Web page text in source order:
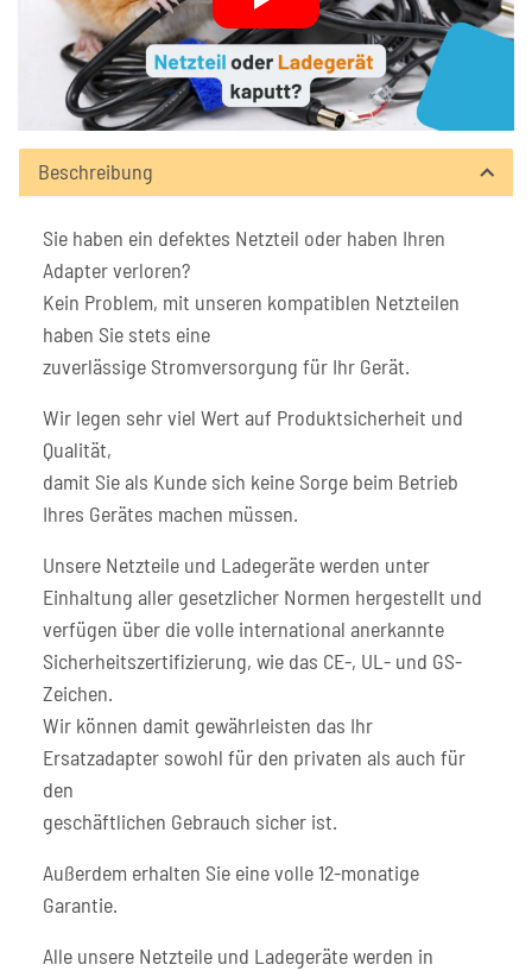
Beschreibung
Sie haben ein defektes Netzteil oder haben Ihren
Adapter verloren?
Kein Problem, mit unseren kompatiblen Netzteilen
haben Sie stets eine
zuverlässige Stromversorgung für Ihr Gerät.
Wir legen sehr viel Wert auf Produktsicherheit und
Qualität,
damit Sie als Kunde sich keine Sorge beim Betrieb
Ihres Gerätes machen müssen.
Unsere Netzteile und Ladegeräte werden unter
Einhaltung aller gesetzlicher Normen hergestellt und
verfügen über die volle international anerkannte
Sicherheitszertifizierung, wie das CE-, UL- und GS-
Zeichen.
Wir können damit gewährleisten das Ihr
Ersatzadapter sowohl für den privaten als auch für
den
geschäftlichen Gebrauch sicher ist.
Außerdem erhalten Sie eine volle 12-monatige
Garantie.
Alle unsere Netzteile und Ladegeräte werden in